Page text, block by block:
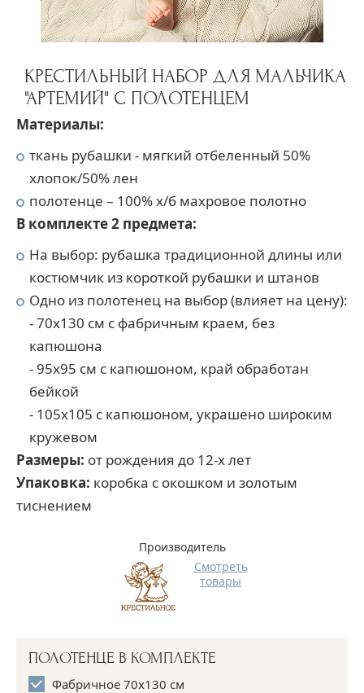
КРЕСТИЛЬНЫЙ НАБОР ДЛЯ МАЛЬЧИКА
"АРТЕМИЙ" С ПОЛОТЕНЦЕМ
Материалы:
ткань рубашки - мягкий отбеленный 50%
хлопок/50% лен
полотенце – 100% х/б махровое полотно
В комплекте 2 предмета:
На выбор: рубашка традиционной длины или
костюмчик из короткой рубашки и штанов
Одно из полотенец на выбор (влияет на цену):
- 70х130 см с фабричным краем, без
капюшона
- 95х95 см с капюшоном, край обработан
бейкой
- 105х105 с капюшоном, украшено широким
кружевом
Размеры: от рождения до 12-х лет
Упаковка: коробка с окошком и золотым
тиснением
Производитель
Смотреть
товары
ПОЛОТЕНЦЕ В КОМПЛЕКТЕ
Фабричное 70х130 см